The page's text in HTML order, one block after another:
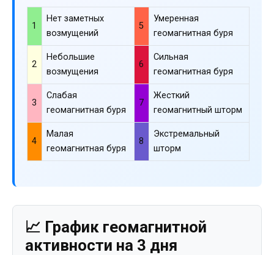
1
Нет заметных
возмущений
5
Умеренная
геомагнитная буря
2
Небольшие
возмущения
6
Сильная
геомагнитная буря
3
Слабая
геомагнитная буря
7
Жесткий
геомагнитный шторм
4
Малая
геомагнитная буря
8
Экстремальный
шторм
📈 График геомагнитной
активности на 3 дня